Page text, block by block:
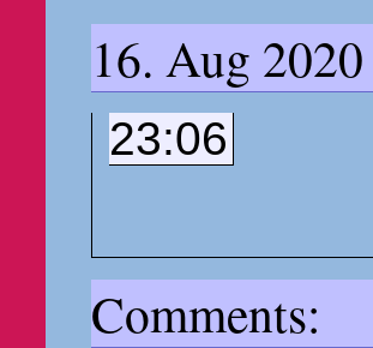
16. Aug 2020
23:06
Comments: